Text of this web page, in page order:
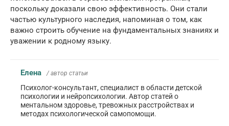
поскольку доказали свою эффективность. Они стали
частью культурного наследия, напоминая о том, как
важно строить обучение на фундаментальных знаниях и
уважении к родному языку.
Елена / автор статьи
Психолог-консультант, специалист в области детской
психологии и нейропсихологии. Автор статей о
ментальном здоровье, тревожных расстройствах и
методах психологической самопомощи.